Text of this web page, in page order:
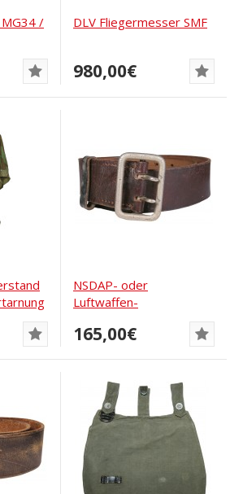
/
DLV Fliegermesser SMF
980,00€
NSDAP- oder
Luftwaffen-
Offiziersgürtel, braun
165,00€